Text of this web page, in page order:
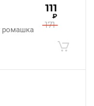
ромашка 171
111
₽